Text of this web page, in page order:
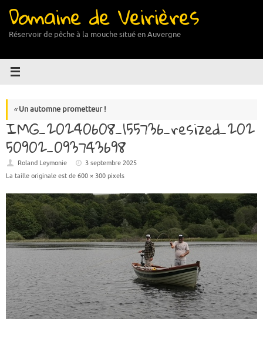
contenu
Domaine de Veirières
Réservoir de pêche à la mouche situé en Auvergne
«Un automne prometteur !
IMG_20240608_155736_resized_202
50902_093743698
Roland Leymonie
3 septembre 2025
La taille originale est de 600 × 300 pixels